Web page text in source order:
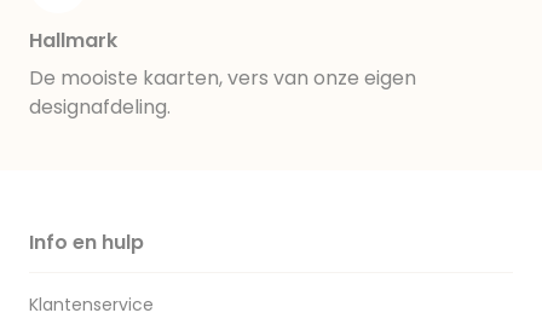
Hallmark
De mooiste kaarten, vers van onze eigen
designafdeling.
Info en hulp
Klantenservice